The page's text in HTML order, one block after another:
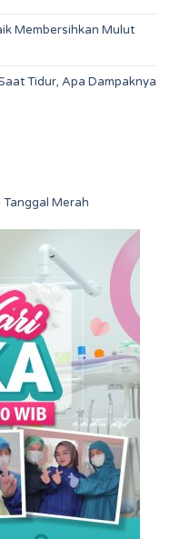
Membersihkan Mulut
Tidur, Apa Dampaknya
Tanggal Merah